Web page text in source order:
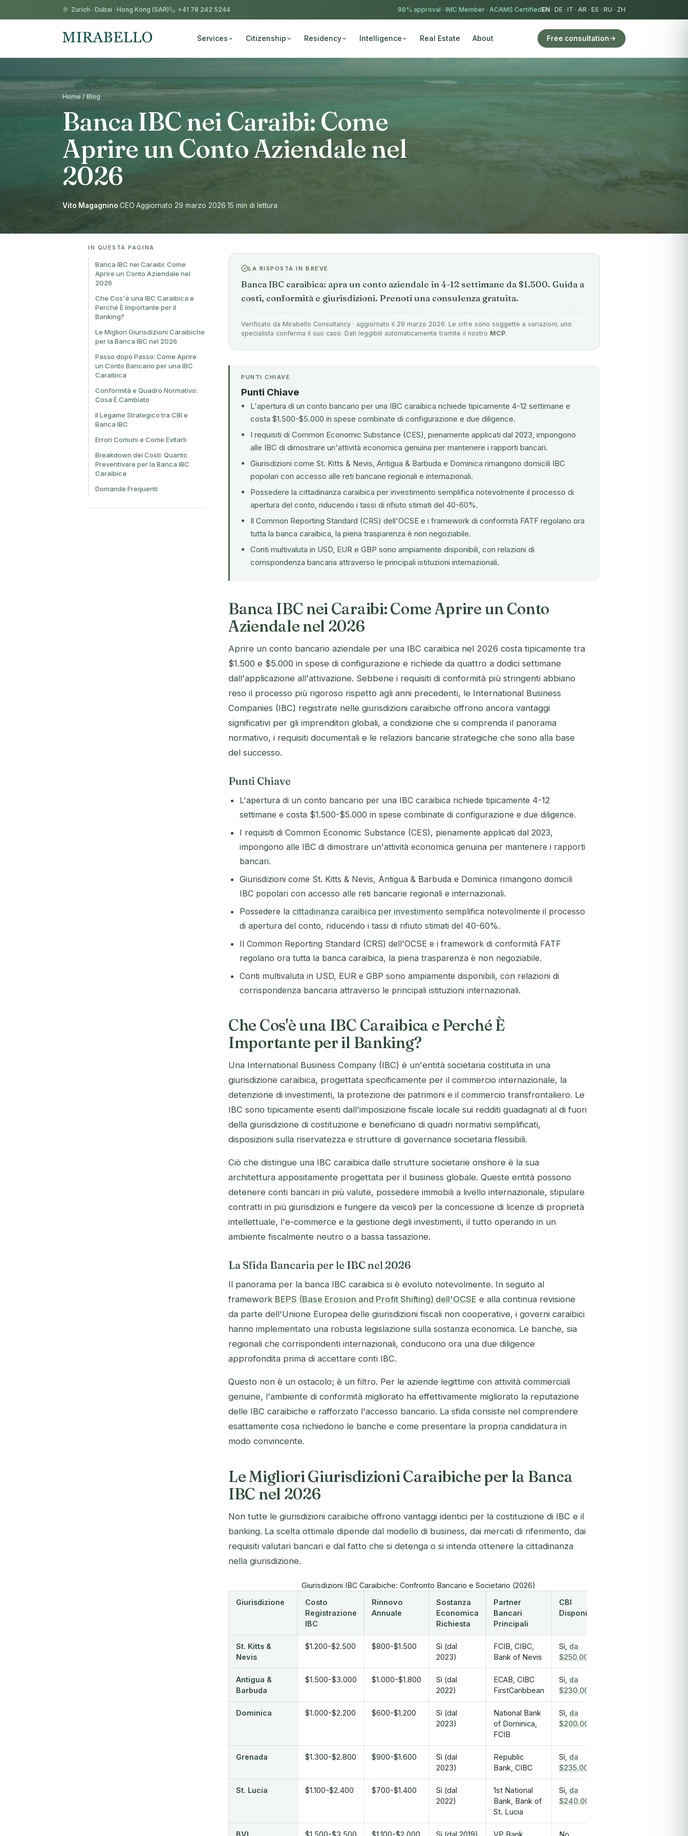
Zurich · Dubai · Hong Kong (SAR) +41 78 242 5244 99% approval · IMC Member · ACAMS CertifiedEN · DE · IT · AR · ES · RU · ZH
Services Citizenship Residency Intelligence Real Estate About Free consultation
Home / Blog
Banca IBC nei Caraibi: Come
Aprire un Conto Aziendale nel
2026
Vito Magagnino·CEO·Aggiornato 29 marzo 2026·15 min di lettura
IN QUESTA PAGINA
Banca IBC nei Caraibi: Come
Aprire un Conto Aziendale nel
2026
Che Cos'è una IBC Caraibica e
Perché È Importante per il
Banking?
Le Migliori Giurisdizioni Caraibiche
per la Banca IBC nel 2026
Passo dopo Passo: Come Aprire
un Conto Bancario per una IBC
Caraibica
Conformità e Quadro Normativo:
Cosa È Cambiato
Il Legame Strategico tra CBI e
Banca IBC
Errori Comuni e Come Evitarli
Breakdown dei Costi: Quanto
Preventivare per la Banca IBC
Caraibica
Domande Frequenti
LA RISPOSTA IN BREVE
Banca IBC caraibica: apra un conto aziendale in 4-12 settimane da $1.500. Guida a
costi, conformità e giurisdizioni. Prenoti una consulenza gratuita.
Verificato da Mirabello Consultancy · aggiornato il 29 marzo 2026. Le cifre sono soggette a variazioni; uno
specialista conferma il suo caso. Dati leggibili automaticamente tramite il nostro MCP.
PUNTI CHIAVE
Punti Chiave
L'apertura di un conto bancario per una IBC caraibica richiede tipicamente 4-12 settimane e
costa $1.500-$5.000 in spese combinate di configurazione e due diligence.
I requisiti di Common Economic Substance (CES), pienamente applicati dal 2023, impongono
alle IBC di dimostrare un'attività economica genuina per mantenere i rapporti bancari.
Giurisdizioni come St. Kitts & Nevis, Antigua & Barbuda e Dominica rimangono domicili IBC
popolari con accesso alle reti bancarie regionali e internazionali.
Possedere la cittadinanza caraibica per investimento semplifica notevolmente il processo di
apertura del conto, riducendo i tassi di rifiuto stimati del 40-60%.
Il Common Reporting Standard (CRS) dell'OCSE e i framework di conformità FATF regolano ora
tutta la banca caraibica, la piena trasparenza è non negoziabile.
Conti multivaluta in USD, EUR e GBP sono ampiamente disponibili, con relazioni di
corrispondenza bancaria attraverso le principali istituzioni internazionali.
Banca IBC nei Caraibi: Come Aprire un Conto
Aziendale nel 2026
Aprire un conto bancario aziendale per una IBC caraibica nel 2026 costa tipicamente tra
$1.500 e $5.000 in spese di configurazione e richiede da quattro a dodici settimane
dall'applicazione all'attivazione. Sebbene i requisiti di conformità più stringenti abbiano
reso il processo più rigoroso rispetto agli anni precedenti, le International Business
Companies (IBC) registrate nelle giurisdizioni caraibiche offrono ancora vantaggi
significativi per gli imprenditori globali, a condizione che si comprenda il panorama
normativo, i requisiti documentali e le relazioni bancarie strategiche che sono alla base
del successo.
Punti Chiave
L'apertura di un conto bancario per una IBC caraibica richiede tipicamente 4-12
settimane e costa $1.500-$5.000 in spese combinate di configurazione e due diligence.
I requisiti di Common Economic Substance (CES), pienamente applicati dal 2023,
impongono alle IBC di dimostrare un'attività economica genuina per mantenere i rapporti
bancari.
Giurisdizioni come St. Kitts & Nevis, Antigua & Barbuda e Dominica rimangono domicili
IBC popolari con accesso alle reti bancarie regionali e internazionali.
Possedere la cittadinanza caraibica per investimento semplifica notevolmente il processo
di apertura del conto, riducendo i tassi di rifiuto stimati del 40-60%.
Il Common Reporting Standard (CRS) dell'OCSE e i framework di conformità FATF
regolano ora tutta la banca caraibica, la piena trasparenza è non negoziabile.
Conti multivaluta in USD, EUR e GBP sono ampiamente disponibili, con relazioni di
corrispondenza bancaria attraverso le principali istituzioni internazionali.
Che Cos'è una IBC Caraibica e Perché È
Importante per il Banking?
Una International Business Company (IBC) è un'entità societaria costituita in una
giurisdizione caraibica, progettata specificamente per il commercio internazionale, la
detenzione di investimenti, la protezione dei patrimoni e il commercio transfrontaliero. Le
IBC sono tipicamente esenti dall'imposizione fiscale locale sui redditi guadagnati al di fuori
della giurisdizione di costituzione e beneficiano di quadri normativi semplificati,
disposizioni sulla riservatezza e strutture di governance societaria flessibili.
Ciò che distingue una IBC caraibica dalle strutture societarie onshore è la sua
architettura appositamente progettata per il business globale. Queste entità possono
detenere conti bancari in più valute, possedere immobili a livello internazionale, stipulare
contratti in più giurisdizioni e fungere da veicoli per la concessione di licenze di proprietà
intellettuale, l'e-commerce e la gestione degli investimenti, il tutto operando in un
ambiente fiscalmente neutro o a bassa tassazione.
La Sfida Bancaria per le IBC nel 2026
Il panorama per la banca IBC caraibica si è evoluto notevolmente. In seguito al
framework BEPS (Base Erosion and Profit Shifting) dell'OCSE e alla continua revisione
da parte dell'Unione Europea delle giurisdizioni fiscali non cooperative, i governi caraibici
hanno implementato una robusta legislazione sulla sostanza economica. Le banche, sia
regionali che corrispondenti internazionali, conducono ora una due diligence
approfondita prima di accettare conti IBC.
Questo non è un ostacolo; è un filtro. Per le aziende legittime con attività commerciali
genuine, l'ambiente di conformità migliorato ha effettivamente migliorato la reputazione
delle IBC caraibiche e rafforzato l'accesso bancario. La sfida consiste nel comprendere
esattamente cosa richiedono le banche e come presentare la propria candidatura in
modo convincente.
Le Migliori Giurisdizioni Caraibiche per la Banca
IBC nel 2026
Non tutte le giurisdizioni caraibiche offrono vantaggi identici per la costituzione di IBC e il
banking. La scelta ottimale dipende dal modello di business, dai mercati di riferimento, dai
requisiti valutari bancari e dal fatto che si detenga o si intenda ottenere la cittadinanza
nella giurisdizione.
Giurisdizioni IBC Caraibiche: Confronto Bancario e Societario (2026)
Giurisdizione
Costo
Registrazione
IBC
Rinnovo
Annuale
Sostanza
Economica
Richiesta
Partner
Bancari
Principali
CBI
Disponibile
St. Kitts &
Nevis
$1.200-$2.500 $800-$1.500
Sì (dal
2023)
FCIB, CIBC,
Bank of Nevis
Sì, da
$250.000
Antigua &
Barbuda
$1.500-$3.000 $1.000-$1.800
Sì (dal
2022)
ECAB, CIBC
FirstCaribbean
Sì, da
$230.000
Dominica $1.000-$2.200 $600-$1.200
Sì (dal
2023)
National Bank
of Dominica,
FCIB
Sì, da
$200.000
Grenada $1.300-$2.800 $900-$1.600
Sì (dal
2023)
Republic
Bank, CIBC
Sì, da
$235.000
St. Lucia $1.100-$2.400 $700-$1.400
Sì (dal
2022)
1st National
Bank, Bank of
St. Lucia
Sì, da
$240.000
BVI $1.500-$3.500 $1.100-$2.000 Sì (dal 2019) VP Bank, No